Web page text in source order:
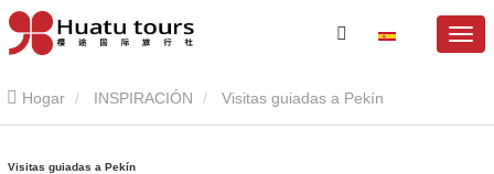
Hogar INSPIRACIÓN Visitas guiadas a Pekín
Visitas guiadas a Pekín